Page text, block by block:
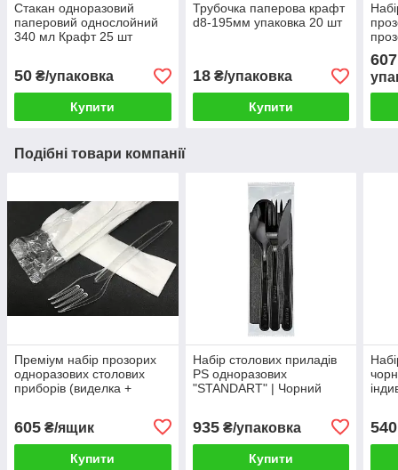
Стакан одноразовий
паперовий однослойний
340 мл Крафт 25 шт
50 ₴/упаковка
Купити
Трубочка паперова крафт
d8-195мм упаковка 20 шт
18₴/упаковка
Купити
Подібні товари компанії
Преміум набір прозорих
одноразових столових
приборів (виделка +
605 ₴/ящик
Купити
Набір столових приладів
PS одноразових
"STANDART" | Чорний
935₴/упаковка
Купити
540